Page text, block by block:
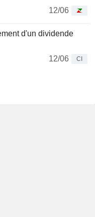
12/06
d'un dividende
12/06
CI